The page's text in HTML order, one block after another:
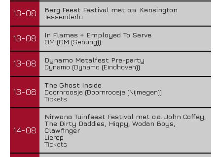
13-08
Berg Feest Festival met o.a. Kensington
Tessenderlo
13-08
In Flames + Employed To Serve
OM (OM (Seraing))
13-08
Dynamo Metalfest Pre-party
Dynamo (Dynamo (Eindhoven))
13-08
The Ghost Inside
Doornroosje (Doornroosje (Nijmegen))
Tickets
14-08
Nirwana Tuinfeest Festival met o.a. John Coffey,
The Dirty Daddies, Hiqpy, Wodan Boys,
Clawfinger
Lierop
Tickets